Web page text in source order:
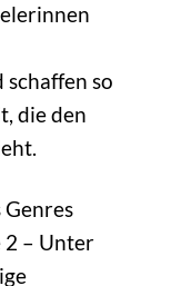
so
die den
Genres
2 – Unter